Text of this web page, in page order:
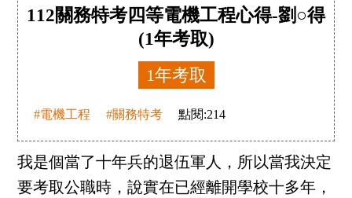
112關務特考四等電機工程心得-劉○得
(1年考取)
1年考取
#電機工程 #關務特考 點閱:214
我是個當了十年兵的退伍軍人，所以當我決定
要考取公職時，說實在已經離開學校十多年，